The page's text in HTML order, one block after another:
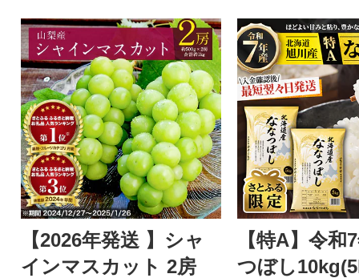
【2026年発送 】シャ
インマスカット 2房
【特A】令和
つぼし